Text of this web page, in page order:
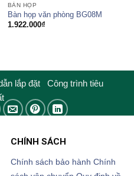
BÀN HỌP
Bàn họp văn phòng BG08M
1.922.000₫
lắp đặt Công trình tiêu
CHÍNH SÁCH
Chính sách bảo hành Chính